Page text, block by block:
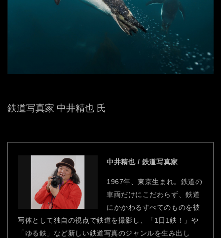
鉄道写真家 中井精也 氏
中井精也 / 鉄道写真家
1967年、東京生まれ。鉄道の
車両だけにこだわらず、鉄道
にかかわるすべてのものを被
写体として独自の視点で鉄道を撮影し、「1日1鉄！」や
「ゆる鉄」など新しい鉄道写真のジャンルを生み出し